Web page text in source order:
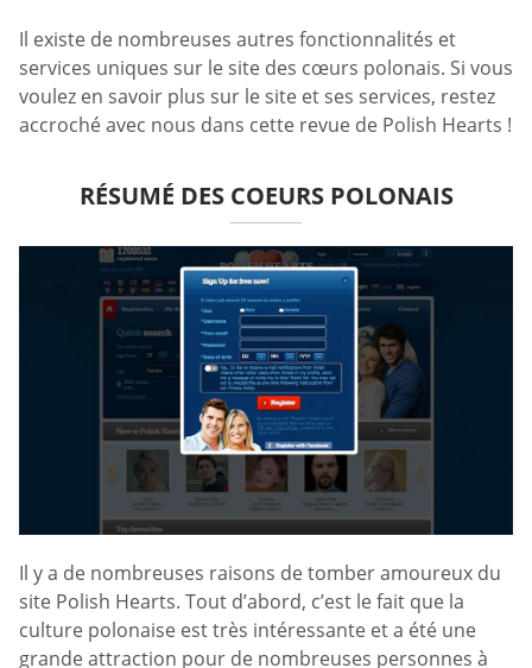
Il existe de nombreuses autres fonctionnalités et
services uniques sur le site des cœurs polonais. Si vous
voulez en savoir plus sur le site et ses services, restez
accroché avec nous dans cette revue de Polish Hearts !
RÉSUMÉ DES COEURS POLONAIS
Il y a de nombreuses raisons de tomber amoureux du
site Polish Hearts. Tout d’abord, c’est le fait que la
culture polonaise est très intéressante et a été une
grande attraction pour de nombreuses personnes à